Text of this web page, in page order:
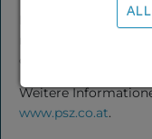
Hilfe
Die PSZ gGmbH
derzeit 34
Weitere
www.psz.co.at.